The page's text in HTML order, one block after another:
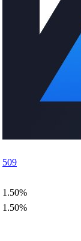
509
1.50%
1.50%